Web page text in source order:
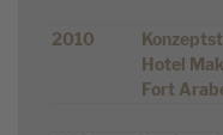
2010
Hotel
Fort